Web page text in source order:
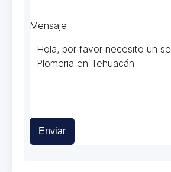
Mensaje
Enviar